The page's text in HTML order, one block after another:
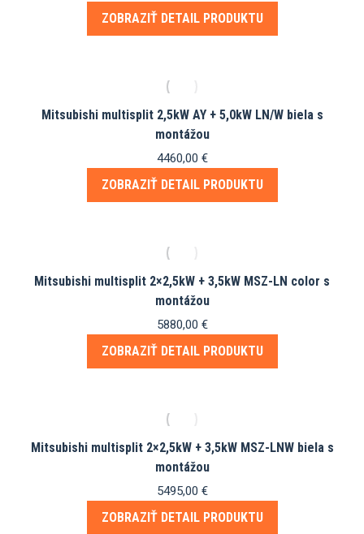
ZOBRAZIŤ DETAIL PRODUKTU
Mitsubishi multisplit 2,5kW AY + 5,0kW LN/W biela s
montážou
4460,00 €
ZOBRAZIŤ DETAIL PRODUKTU
Mitsubishi multisplit 2×2,5kW + 3,5kW MSZ-LN color s
montážou
5880,00 €
ZOBRAZIŤ DETAIL PRODUKTU
Mitsubishi multisplit 2×2,5kW + 3,5kW MSZ-LNW biela s
montážou
5495,00 €
ZOBRAZIŤ DETAIL PRODUKTU